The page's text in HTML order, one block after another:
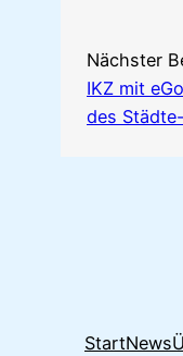
Nächster
IKZ mit
des
StartNews